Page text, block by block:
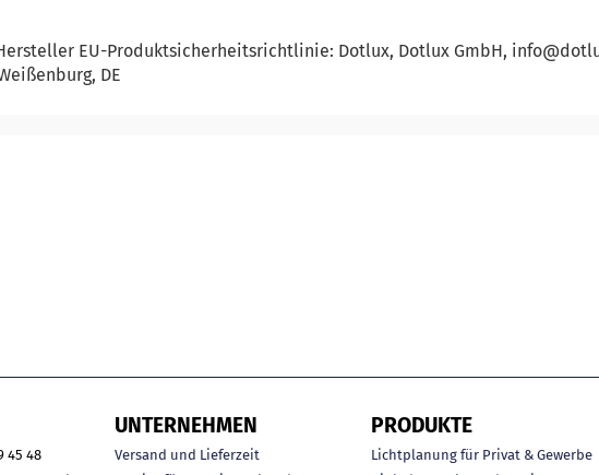
EU-Produktsicherheitsrichtlinie: Dotlux, Dotlux GmbH,
DE
45 48
UNTERNEHMEN
Versand und Lieferzeit
PRODUKTE
Lichtplanung für Privat & Gewerbe